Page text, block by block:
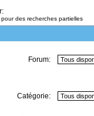
des recherches partielles
Forum:
Catégorie: